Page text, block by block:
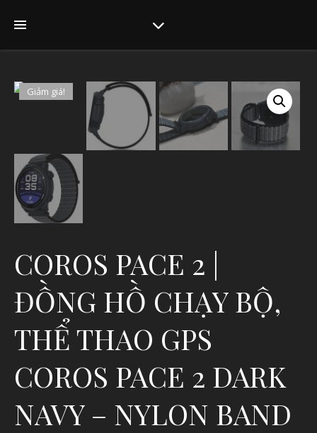
Giảm giá!
COROS PACE 2 |
ĐỒNG HỒ CHẠY BỘ,
THỂ THAO GPS
COROS PACE 2 DARK
NAVY – NYLON BAND